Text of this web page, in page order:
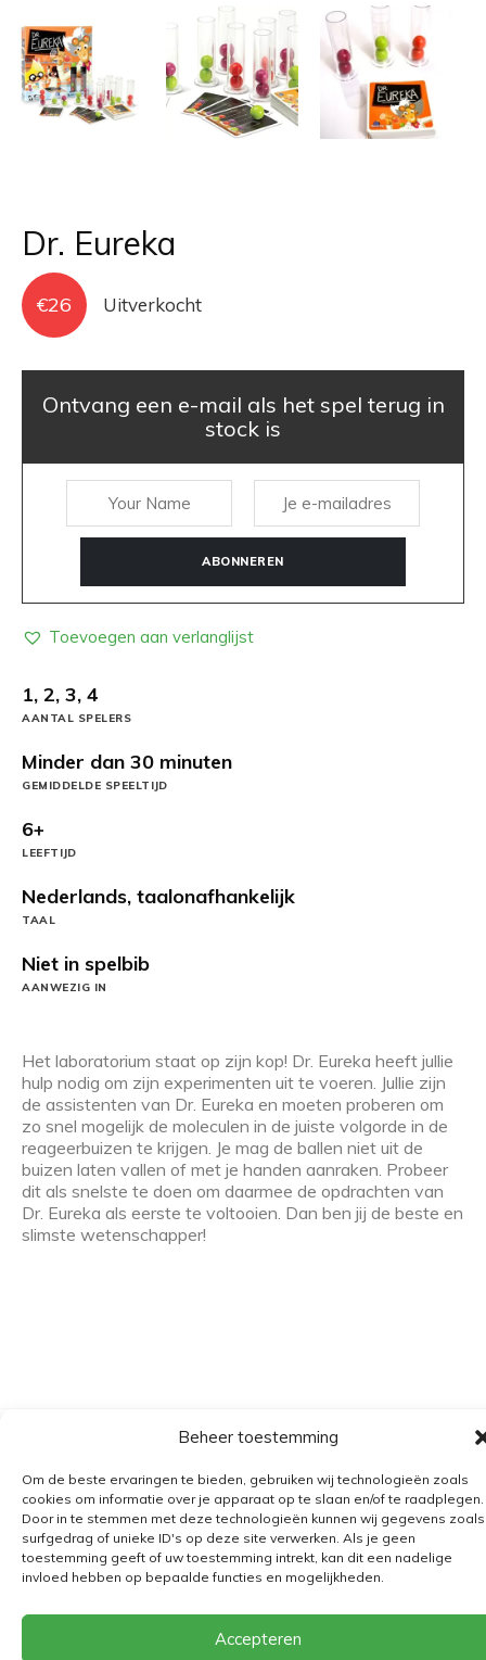
Beheer toestemming
Om de beste ervaringen te bieden, gebruiken wij technologieën zoals
cookies om informatie over je apparaat op te slaan en/of te raadplegen.
Door in te stemmen met deze technologieën kunnen wij gegevens zoals
surfgedrag of unieke ID's op deze site verwerken. Als je geen
toestemming geeft of uw toestemming intrekt, kan dit een nadelige
invloed hebben op bepaalde functies en mogelijkheden.
Accepteren
Dr. Eureka
€26 Uitverkocht
Ontvang een e-mail als het spel terug in
stock is
ABONNEREN
Toevoegen aan verlanglijst
1, 2, 3, 4
AANTAL SPELERS
Minder dan 30 minuten
GEMIDDELDE SPEELTIJD
6+
LEEFTIJD
Nederlands, taalonafhankelijk
TAAL
Niet in spelbib
AANWEZIG IN
Het laboratorium staat op zijn kop! Dr. Eureka heeft jullie
hulp nodig om zijn experimenten uit te voeren. Jullie zijn
de assistenten van Dr. Eureka en moeten proberen om
zo snel mogelijk de moleculen in de juiste volgorde in de
reageerbuizen te krijgen. Je mag de ballen niet uit de
buizen laten vallen of met je handen aanraken. Probeer
dit als snelste te doen om daarmee de opdrachten van
Dr. Eureka als eerste te voltooien. Dan ben jij de beste en
slimste wetenschapper!
Verzending
Retourbeleid
BE 0682.845.059
The Playground